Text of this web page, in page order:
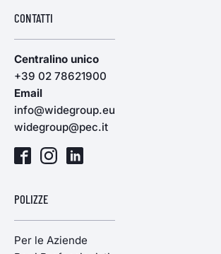
CONTATTI
Centralino unico
+39 02 78621900
Email
info@widegroup.eu
widegroup@pec.it
POLIZZE
Per le Aziende